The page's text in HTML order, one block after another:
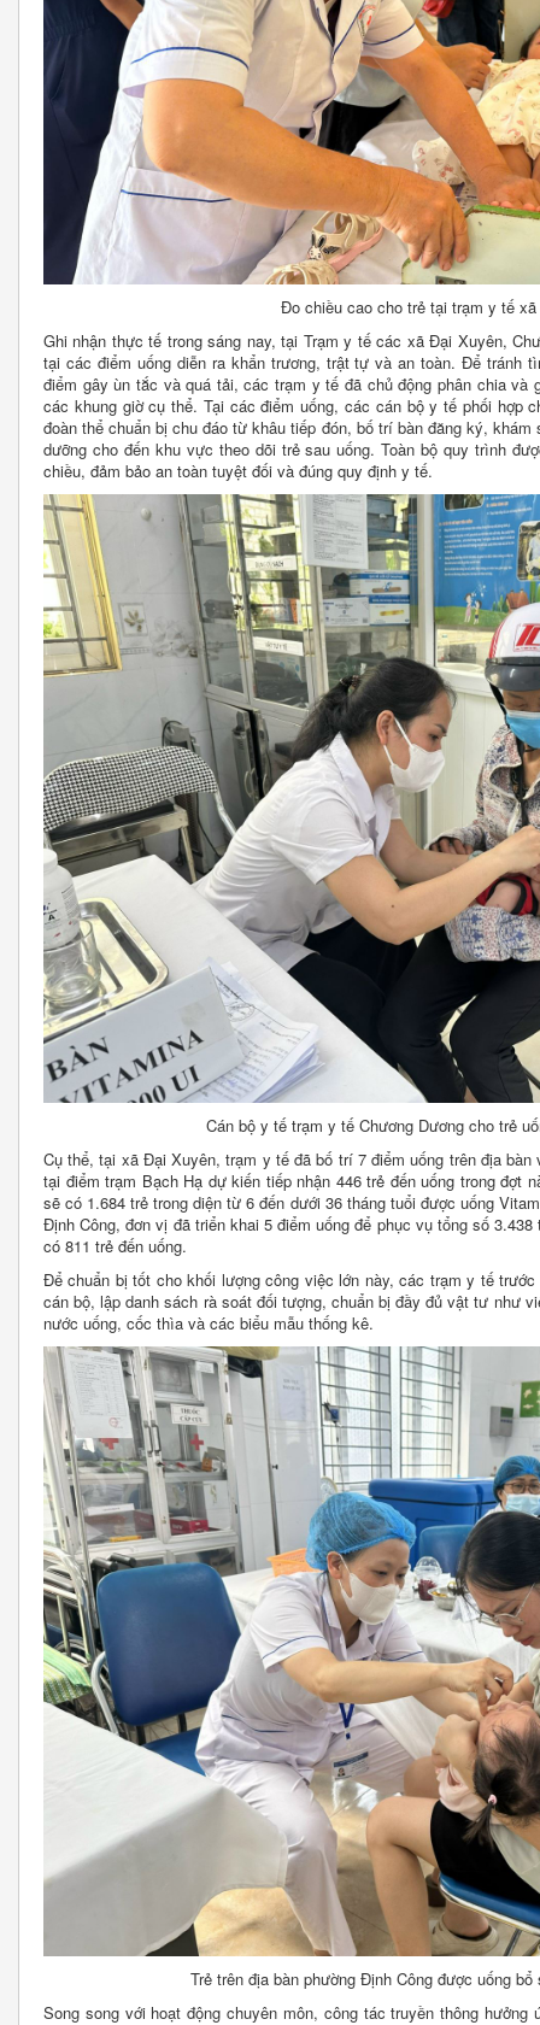
Đo chiều cao cho trẻ tại trạm y tế
Ghi nhận thực tế trong sáng nay, tại Trạm y tế các xã Đại Xuyên,
tại các điểm uống diễn ra khẩn trương, trật tự và an toàn. Để tránh
điểm gây ùn tắc và quá tải, các trạm y tế đã chủ động phân chia và
các khung giờ cụ thể. Tại các điểm uống, các cán bộ y tế phối hợp
đoàn thể chuẩn bị chu đáo từ khâu tiếp đón, bố trí bàn đăng ký,
dưỡng cho đến khu vực theo dõi trẻ sau uống. Toàn bộ quy trình
chiều, đảm bảo an toàn tuyệt đối và đúng quy định y tế.
Cán bộ y tế trạm y tế Chương Dương cho trẻ
Cụ thể, tại xã Đại Xuyên, trạm y tế đã bố trí 7 điểm uống trên địa
tại điểm trạm Bạch Hạ dự kiến tiếp nhận 446 trẻ đến uống trong đợt
sẽ có 1.684 trẻ trong diện từ 6 đến dưới 36 tháng tuổi được uống
Định Công, đơn vị đã triển khai 5 điểm uống để phục vụ tổng số
có 811 trẻ đến uống.
Để chuẩn bị tốt cho khối lượng công việc lớn này, các trạm y tế
cán bộ, lập danh sách rà soát đối tượng, chuẩn bị đầy đủ vật tư như
nước uống, cốc thìa và các biểu mẫu thống kê.
Trẻ trên địa bàn phường Định Công được uống
Song song với hoạt động chuyên môn, công tác truyền thông